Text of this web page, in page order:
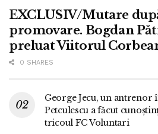
EXCLUSIV/Mutare
promovare. Bogdan
preluat Viitorul
0 SHARES
George Jecu, un
Petculescu a făcut
tricoul FC Voluntari